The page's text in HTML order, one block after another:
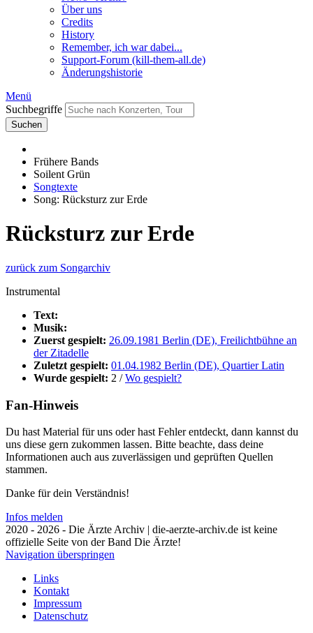
Über uns
Credits
History
Remember, ich war dabei...
Support-Forum (kill-them-all.de)
Änderungshistorie
Menü
Suchbegriffe
Suchen
Frühere Bands
Soilent Grün
Songtexte
Song: Rücksturz zur Erde
Rücksturz zur Erde
zurück zum Songarchiv
Instrumental
Text:
Musik:
Zuerst gespielt: 26.09.1981 Berlin (DE), Freilichtbühne an
der Zitadelle
Zuletzt gespielt: 01.04.1982 Berlin (DE), Quartier Latin
Wurde gespielt: 2 /Wo gespielt?
Fan-Hinweis
Du hast Material für uns oder hast Fehler entdeckt, dann kannst du
uns diese gern zukommen lassen. Bitte beachte, dass deine
Informationen auch aus zuverlässigen und geprüften Quellen
stammen.
Danke für dein Verständnis!
Infos melden
2020 - 2026 - Die Ärzte Archiv | die-aerzte-archiv.de ist keine
offizielle Seite von der Band Die Ärzte!
Navigation überspringen
Links
Kontakt
Impressum
Datenschutz